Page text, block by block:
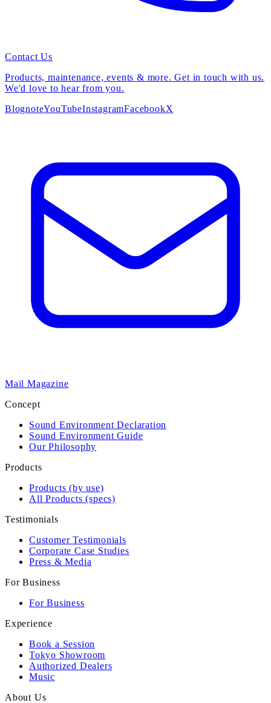
Contact Us
Products, maintenance, events & more. Get in touch with us.
We'd love to hear from you.
BlognoteYouTubeInstagramFacebookX
Mail Magazine
Concept
Sound Environment Declaration
Sound Environment Guide
Our Philosophy
Products
Products (by use)
All Products (specs)
Testimonials
Customer Testimonials
Corporate Case Studies
Press & Media
For Business
For Business
Experience
Book a Session
Tokyo Showroom
Authorized Dealers
Music
About Us